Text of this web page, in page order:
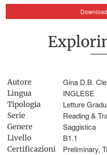
Autore Gina D.B.
Lingua INGLESE
Tipologia Letture
Serie Reading &
Genere Saggistica
Livello B1.1
Certificazioni Preliminary,